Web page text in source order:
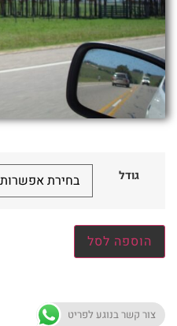
גודל
הוספה לסל
צור קשר בנוגע לפריט